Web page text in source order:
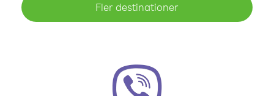
Fler destinationer